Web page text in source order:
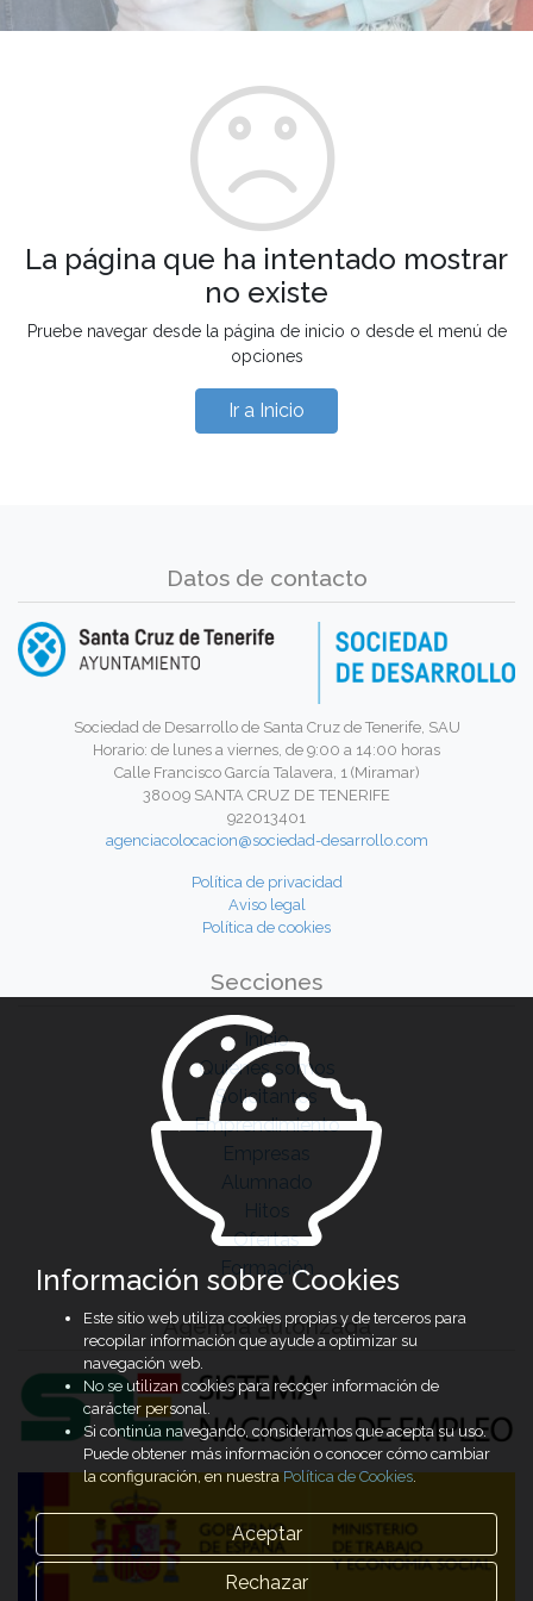
La página que ha intentado mostrar
no existe
Pruebe navegar desde la página de inicio o desde el menú de
opciones
Ir a Inicio
Datos de contacto
Sociedad de Desarrollo de Santa Cruz de Tenerife, SAU
Horario: de lunes a viernes, de 9:00 a 14:00 horas
Calle Francisco García Talavera, 1 (Miramar)
38009 SANTA CRUZ DE TENERIFE
922013401
agenciacolocacion@sociedad-desarrollo.com
Política de privacidad
Aviso legal
Política de cookies
Secciones
Inicio
Quiénes somos
Solicitantes
Emprendimiento
Empresas
Alumnado
Hitos
Ofertas
Formación
Agencia autorizada
Información sobre Cookies
Este sitio web utiliza cookies propias y de terceros para
recopilar información que ayude a optimizar su
navegación web.
No se utilizan cookies para recoger información de
carácter personal.
Si continúa navegando, consideramos que acepta su uso.
Puede obtener más información o conocer cómo cambiar
la configuración, en nuestraPolítica de Cookies.
Aceptar
Rechazar